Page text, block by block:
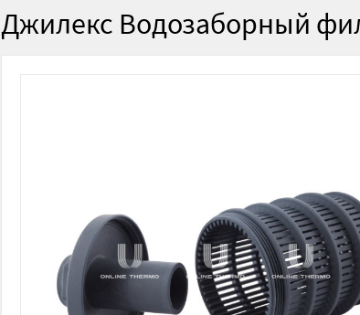
Джилекс Водозаборный